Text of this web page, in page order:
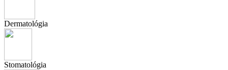
Dermatológia
Stomatológia